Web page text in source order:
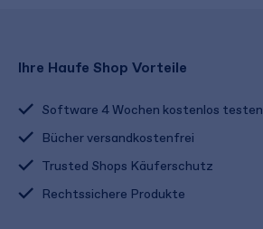
Ihre Haufe Shop Vorteile
Software 4 Wochen kostenlos testen
Bücher versandkostenfrei
Trusted Shops Käuferschutz
Rechtssichere Produkte